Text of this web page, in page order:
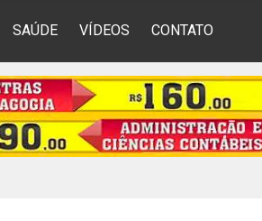
SAÚDE VÍDEOS CONTATO